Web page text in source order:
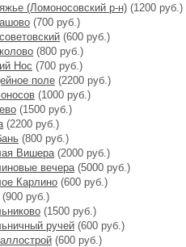
(Ломоносовский р-н) (1200 руб.)
(700 руб.)
(600 руб.)
(800 руб.)
Нос (700 руб.)
поле (2200 руб.)
(1000 руб.)
(1500 руб.)
(2200 руб.)
(800 руб.)
Вишера(2000 руб.)
вечера(5000 руб.)
Карлино (600 руб.)
(900 руб.)
(1500 руб.)
ручей (600 руб.)
(600 руб.)